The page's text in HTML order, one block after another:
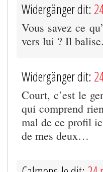
Widergänger dit:
Vous savez ce
vers lui ? Il balise.
Widergänger dit:
Court, c’est le
qui comprend
mal de ce profil
de mes deux…